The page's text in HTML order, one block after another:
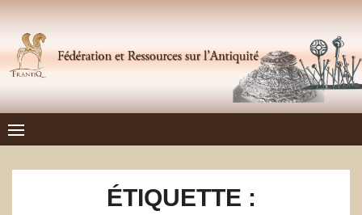
content
Frantiq
FÉDÉRATION ET RESSOURCES SUR L'ANTIQUITÉ
ÉTIQUETTE :